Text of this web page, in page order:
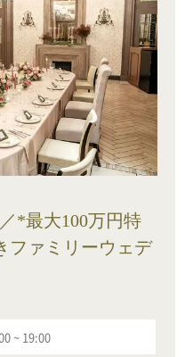
*最大100万円特
ファミリーウェデ
~ 19:00